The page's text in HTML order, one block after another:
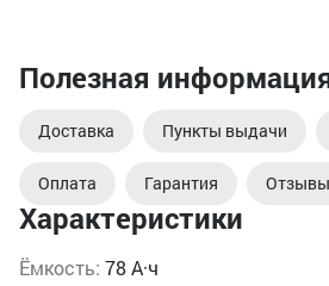
Характеристики
Ёмкость: 78 А·ч
Полезная
Доставка Пункты выдачи
Оплата Гарантия